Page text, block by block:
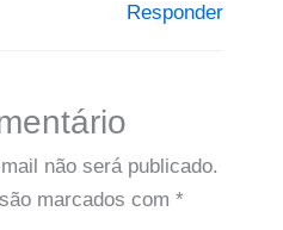
Responder
não será publicado.
marcados com *